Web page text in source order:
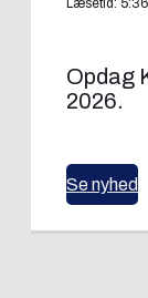
Læsetid:
Opdag
2026.
Se nyhed